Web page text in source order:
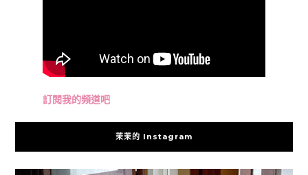
訂閱我的頻道吧
茉茉的 Instagram